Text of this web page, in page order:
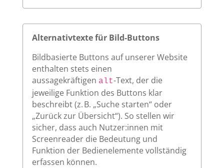
Alternativtexte für Bild-Buttons
Bildbasierte Buttons auf unserer Website
enthalten stets einen
aussagekräftigen alt-Text, der die
jeweilige Funktion des Buttons klar
beschreibt (z. B. „Suche starten“ oder
„Zurück zur Übersicht“). So stellen wir
sicher, dass auch Nutzer:innen mit
Screenreader die Bedeutung und
Funktion der Bedienelemente vollständig
erfassen können.